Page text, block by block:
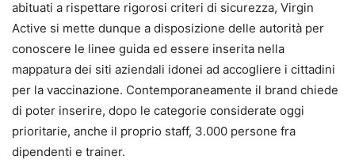
abituati a rispettare rigorosi criteri di sicurezza, Virgin
Active si mette dunque a disposizione delle autorità per
conoscere le linee guida ed essere inserita nella
mappatura dei siti aziendali idonei ad accogliere i cittadini
per la vaccinazione. Contemporaneamente il brand chiede
di poter inserire, dopo le categorie considerate oggi
prioritarie, anche il proprio staff, 3.000 persone fra
dipendenti e trainer.